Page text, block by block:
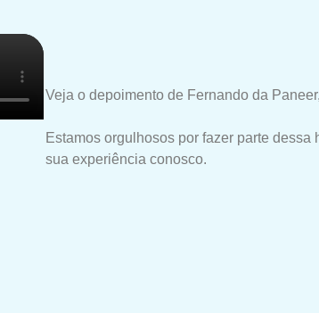
Veja o depoimento de Fernando da
Estamos orgulhosos por fazer parte
sua experiência conosco.